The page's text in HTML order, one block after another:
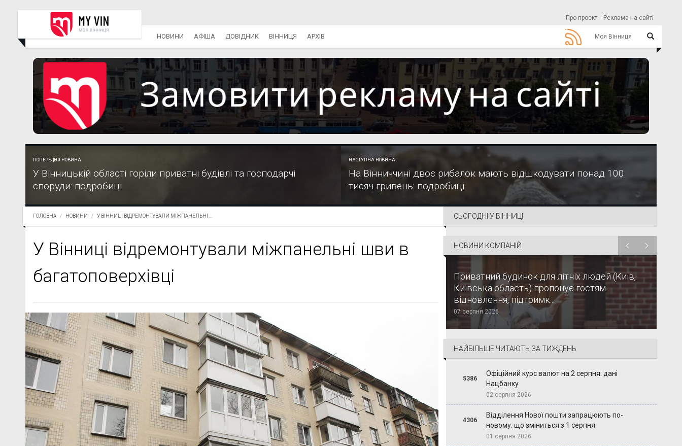
Про проект Реклама на сайті
Моя Вінниця
НОВИНИ АФІША ДОВІДНИК ВІННИЦЯ АРХІВ
ПОПЕРЕДНЯ НОВИНА
У Вінницькій області горіли приватні будівлі та господарчі
споруди: подробиці
НАСТУПНА НОВИНА
На Вінниччині двоє рибалок мають відшкодувати понад 100
тисяч гривень: подробиці
ГОЛОВНА НОВИНИ У ВІННИЦІ ВІДРЕМОНТУВАЛИ МІЖПАНЕЛЬНІ ...
У Вінниці відремонтували міжпанельні шви в
багатоповерхівці
СЬОГОДНІ У ВІННИЦІ
НОВИНИ КОМПАНІЙ
Приватний будинок для літніх людей (Київ,
Київська область) пропонує гостям
відновлення, підтримк...
07 серпня 2026
НАЙБІЛЬШЕ ЧИТАЮТЬ ЗА ТИЖДЕНЬ
5386
Офіційний курс валют на 2 серпня: дані
Нацбанку
02 серпня 2026
4306
Відділення Нової пошти запрацюють по-
новому: що зміниться з 1 серпня
01 серпня 2026